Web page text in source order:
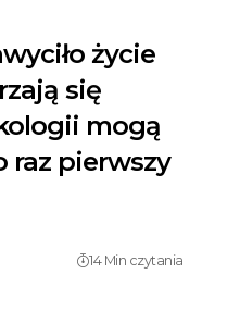
życie
się
mogą
raz pierwszy
14 Min czytania